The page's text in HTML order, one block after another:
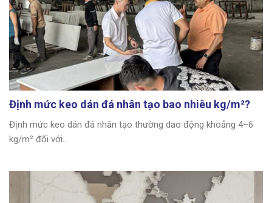
Định mức keo dán đá nhân tạo bao nhiêu kg/m²?
Định mức keo dán đá nhân tạo thường dao động khoảng 4–6
kg/m² đối với...